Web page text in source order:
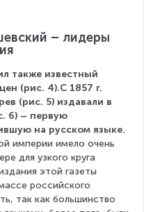
– лидеры
также известный
(рис. 4).С 1857 г.
(рис. 5) издавали в
6) – первую
на русском языке.
империи имело очень
для узкого круга
этой газеты
российского
так как большинство